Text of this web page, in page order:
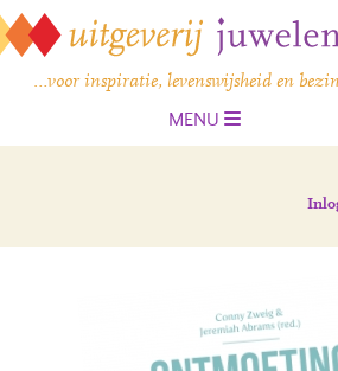
…voor inspiratie, levenswijsheid en
MENU